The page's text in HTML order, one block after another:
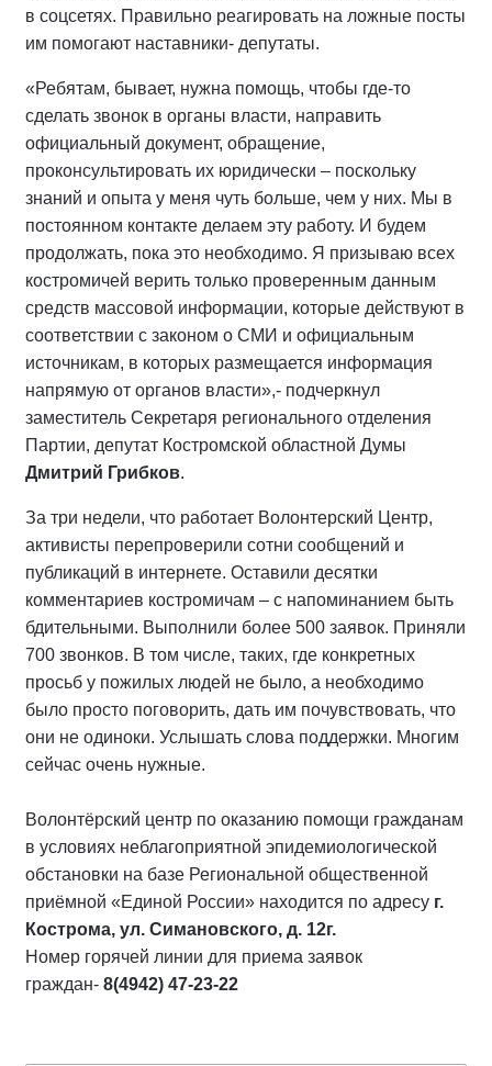
в соцсетях. Правильно реагировать на ложные посты
им помогают наставники- депутаты.
«Ребятам, бывает, нужна помощь, чтобы где-то
сделать звонок в органы власти, направить
официальный документ, обращение,
проконсультировать их юридически – поскольку
знаний и опыта у меня чуть больше, чем у них. Мы в
постоянном контакте делаем эту работу. И будем
продолжать, пока это необходимо. Я призываю всех
костромичей верить только проверенным данным
средств массовой информации, которые действуют в
соответствии с законом о СМИ и официальным
источникам, в которых размещается информация
напрямую от органов власти»,- подчеркнул
заместитель Секретаря регионального отделения
Партии, депутат Костромской областной Думы
Дмитрий Грибков.
За три недели, что работает Волонтерский Центр,
активисты перепроверили сотни сообщений и
публикаций в интернете. Оставили десятки
комментариев костромичам – с напоминанием быть
бдительными. Выполнили более 500 заявок. Приняли
700 звонков. В том числе, таких, где конкретных
просьб у пожилых людей не было, а необходимо
было просто поговорить, дать им почувствовать, что
они не одиноки. Услышать слова поддержки. Многим
сейчас очень нужные.
Волонтёрский центр по оказанию помощи гражданам
в условиях неблагоприятной эпидемиологической
обстановки на базе Региональной общественной
приёмной «Единой России» находится по адресу г.
Кострома, ул. Симановского, д. 12г.
Номер горячей линии для приема заявок
граждан- 8(4942) 47-23-22